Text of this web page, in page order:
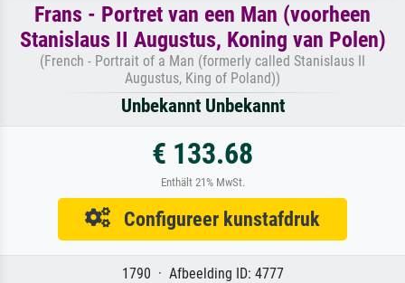
Frans - Portret van een Man (voorheen
Stanislaus II Augustus, Koning van Polen)
(French - Portrait of a Man (formerly called Stanislaus II
Augustus, King of Poland))
Unbekannt Unbekannt
€ 133.68
Enthält 21% MwSt.
Configureer kunstafdruk
1790 · Afbeelding ID: 4777